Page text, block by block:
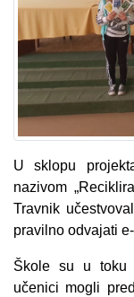
U sklopu
nazivom
Travnik
pravilno odvajati
Škole su u toku
učenici mogli